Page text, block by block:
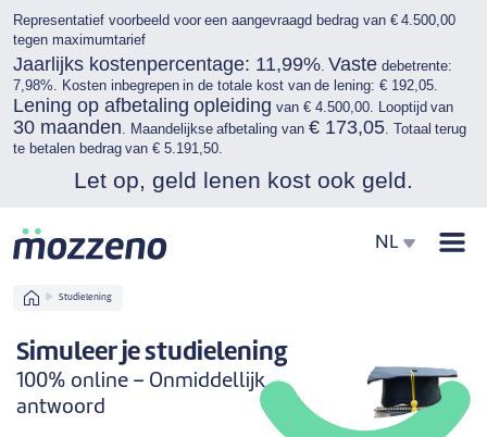
Representatief voorbeeld voor een aangevraagd bedrag van € 4.500,00
tegen maximumtarief
Jaarlijks kostenpercentage: 11,99%. Vaste debetrente:
7,98%. Kosten inbegrepen in de totale kost van de lening: € 192,05.
Lening op afbetaling opleiding van € 4.500,00. Looptijd van
30 maanden . Maandelijkse afbetaling van€ 173,05. Totaal terug
te betalen bedrag van € 5.191,50.
Let op, geld lenen kost ook geld.
NL
Home
Studielening
Simuleer je studielening
100% online – Onmiddellijk
antwoord